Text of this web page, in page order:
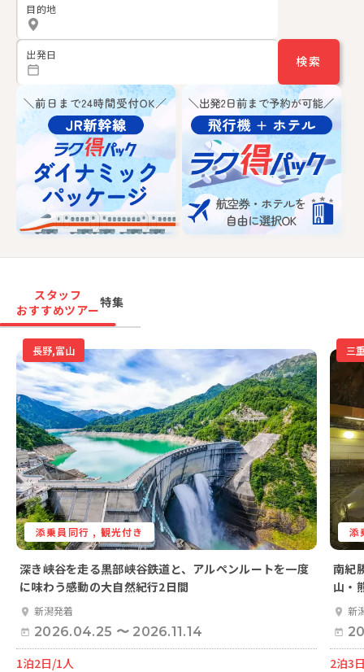
目的地
出発日 検索
スタッフ
おすすめツアー特集
長野,富山
添乗員同行 , 観光付き
深き峡谷を走る黒部峡谷鉄道と、アルペンルートを一度
に味わう感動の大自然紀行2日間
新潟発着
2026.04.25 〜 2026.11.14
1泊2日/1人
三
添
南紀
山・
新
2泊3